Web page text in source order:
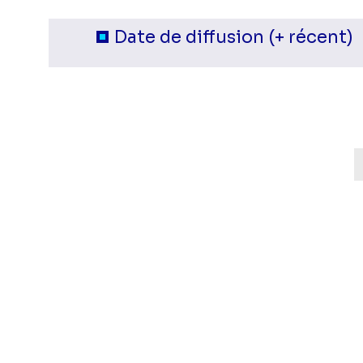
Date de diffusion (+ récent)